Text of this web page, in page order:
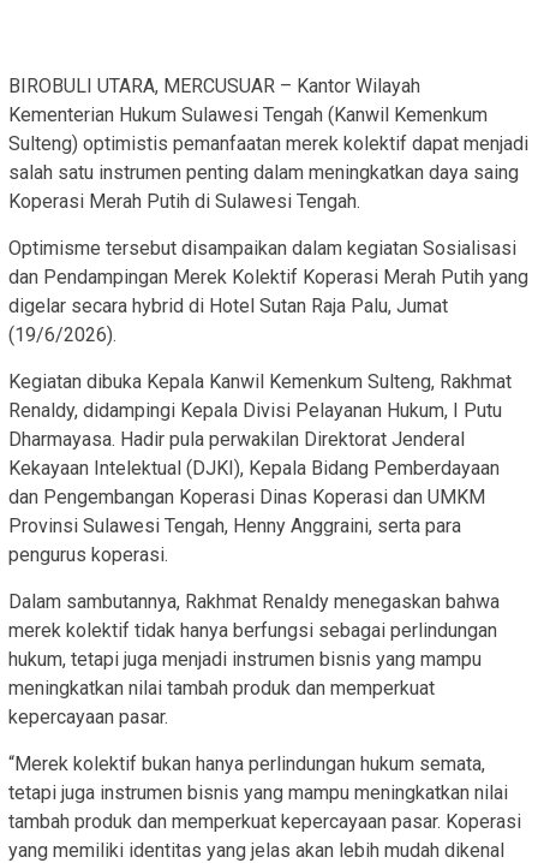
BIROBULI UTARA, MERCUSUAR – Kantor Wilayah
Kementerian Hukum Sulawesi Tengah (Kanwil Kemenkum
Sulteng) optimistis pemanfaatan merek kolektif dapat menjadi
salah satu instrumen penting dalam meningkatkan daya saing
Koperasi Merah Putih di Sulawesi Tengah.
Optimisme tersebut disampaikan dalam kegiatan Sosialisasi
dan Pendampingan Merek Kolektif Koperasi Merah Putih yang
digelar secara hybrid di Hotel Sutan Raja Palu, Jumat
(19/6/2026).
Kegiatan dibuka Kepala Kanwil Kemenkum Sulteng, Rakhmat
Renaldy, didampingi Kepala Divisi Pelayanan Hukum, I Putu
Dharmayasa. Hadir pula perwakilan Direktorat Jenderal
Kekayaan Intelektual (DJKI), Kepala Bidang Pemberdayaan
dan Pengembangan Koperasi Dinas Koperasi dan UMKM
Provinsi Sulawesi Tengah, Henny Anggraini, serta para
pengurus koperasi.
Dalam sambutannya, Rakhmat Renaldy menegaskan bahwa
merek kolektif tidak hanya berfungsi sebagai perlindungan
hukum, tetapi juga menjadi instrumen bisnis yang mampu
meningkatkan nilai tambah produk dan memperkuat
kepercayaan pasar.
“Merek kolektif bukan hanya perlindungan hukum semata,
tetapi juga instrumen bisnis yang mampu meningkatkan nilai
tambah produk dan memperkuat kepercayaan pasar. Koperasi
yang memiliki identitas yang jelas akan lebih mudah dikenal